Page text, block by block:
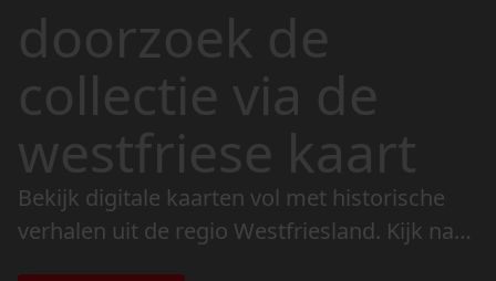
doorzoek de
collectie via de
westfriese kaart
Bekijk digitale kaarten vol met historische
verhalen uit de regio Westfriesland. Kijk naar